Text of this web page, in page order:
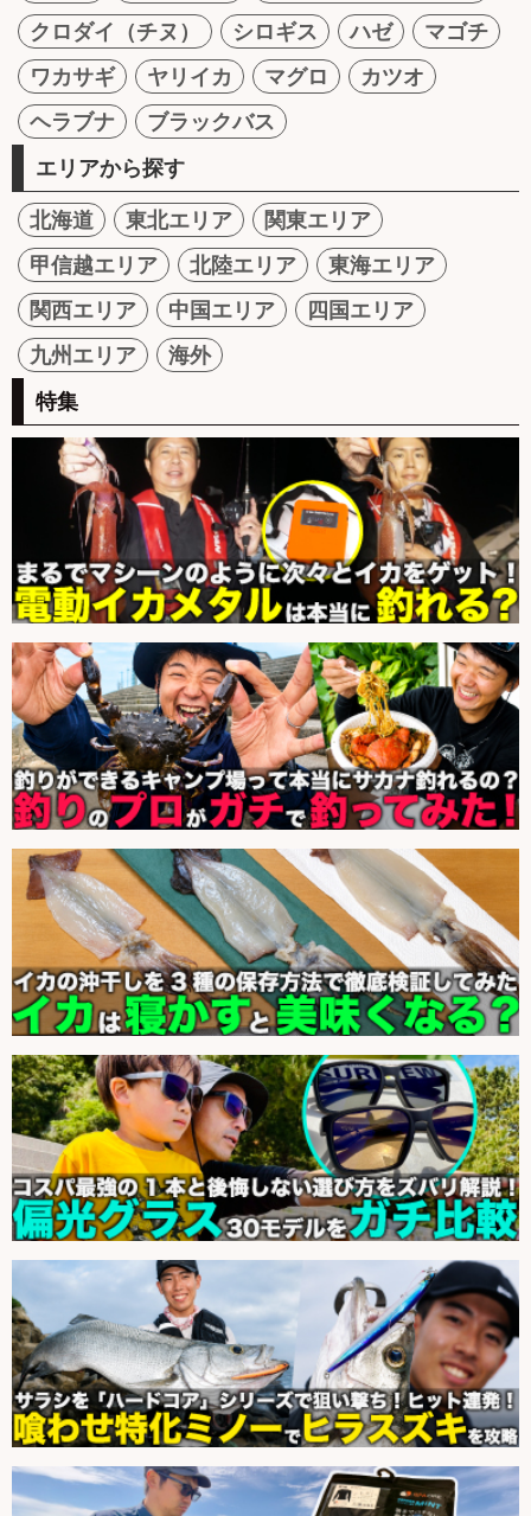
クロダイ（チヌ）
シロギス ハゼ
マゴチ
ワカサギ
ヤリイカ マグロ
カツオ
ヘラブナ
ブラックバス
エリアから探す
北海道 東北エリア
関東エリア
甲信越エリア
北陸エリア
東海エリア
関西エリア
中国エリア
四国エリア
九州エリア
海外
特集